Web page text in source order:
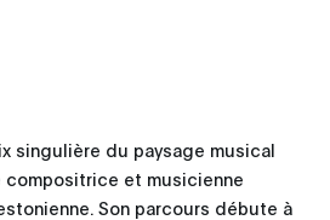
singulière du paysage musical
compositrice et musicienne
Son parcours débute à